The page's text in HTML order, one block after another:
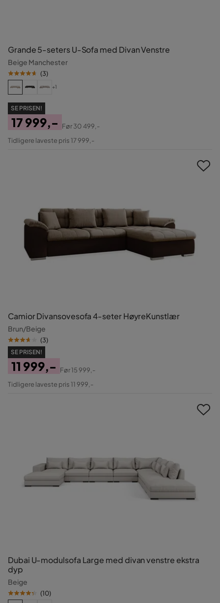
Grande 5-seters U-Sofa med Divan Venstre
Beige Manchester
(3)
+1
SE PRISEN!
Pris
17 999,-
Original
Før30 499,-
Tidligere laveste pris 17 999,-
Camior Divansovesofa 4-seter HøyreKunstlær
Brun/Beige
(3)
SE PRISEN!
Pris
11 999,-
Original
Før15 999,-
Tidligere laveste pris 11 999,-
Dubai U-modulsofa Large med divan venstre ekstra
dyp
Beige
(10)